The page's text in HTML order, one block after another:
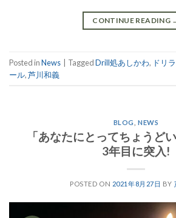
CONTINUE READING
Posted inNews TaggedDrill処あしかわ, ドリ
ール,芦川和義
BLOG ,NEWS
「あなたにとってちょうど
3年目に突入!
POSTED ON 2021年8月27日 BY